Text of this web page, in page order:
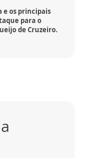
e os principais
para o
de Cruzeiro.